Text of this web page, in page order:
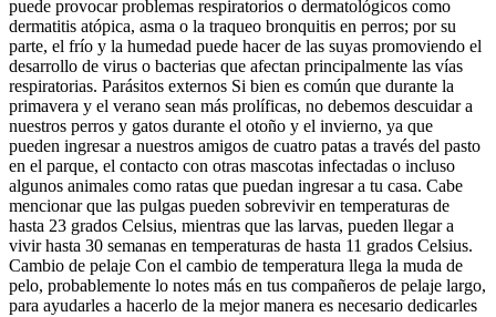
puede provocar problemas respiratorios o dermatológicos como
dermatitis atópica, asma o la traqueo bronquitis en perros; por su
parte, el frío y la humedad puede hacer de las suyas promoviendo el
desarrollo de virus o bacterias que afectan principalmente las vías
respiratorias. Parásitos externos Si bien es común que durante la
primavera y el verano sean más prolíficas, no debemos descuidar a
nuestros perros y gatos durante el otoño y el invierno, ya que
pueden ingresar a nuestros amigos de cuatro patas a través del pasto
en el parque, el contacto con otras mascotas infectadas o incluso
algunos animales como ratas que puedan ingresar a tu casa. Cabe
mencionar que las pulgas pueden sobrevivir en temperaturas de
hasta 23 grados Celsius, mientras que las larvas, pueden llegar a
vivir hasta 30 semanas en temperaturas de hasta 11 grados Celsius.
Cambio de pelaje Con el cambio de temperatura llega la muda de
pelo, probablemente lo notes más en tus compañeros de pelaje largo,
para ayudarles a hacerlo de la mejor manera es necesario dedicarles